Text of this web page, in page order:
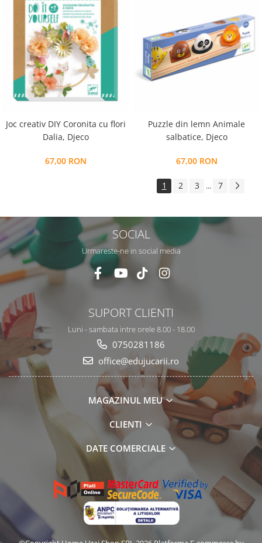
Joc creativ DIY Coronita cu flori
Dalia, Djeco
67,00 RON
Puzzle din lemn Animale
salbatice, Djeco
67,00 RON
1 2 3 ... 7
SOCIAL
Urmareste-ne in social media
SUPORT CLIENTI
Luni - sambata intre orele 8.00 - 18.00
0750281186
office@edujucarii.ro
MAGAZINUL MEU
CLIENTI
DATE COMERCIALE